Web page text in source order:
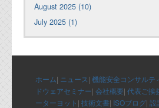
August 2025 (10)
July 2025 (1)
ホーム| ニュース| 機能安全コンサルテ
ドウェアセミナー| 会社概要| 代表ご挨
ーターヨット | 技術文書| ISOブログ| 設